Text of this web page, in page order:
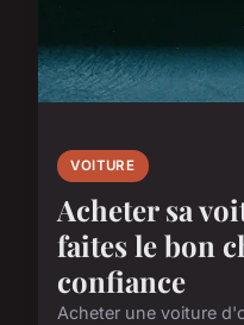
VOITURE
Acheter sa
faites le bon
confiance
Acheter une voiture